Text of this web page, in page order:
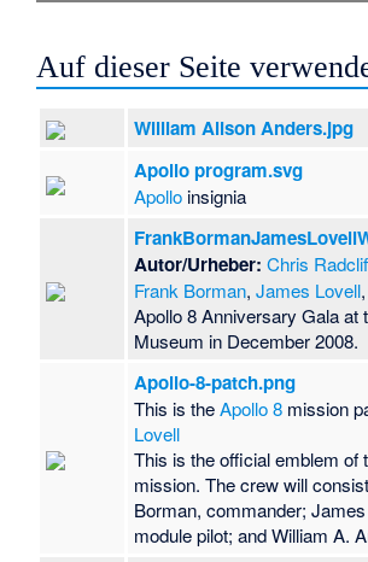
Auf dieser Seite
William Alison Anders.jpg
Apollo program.svg
Apollo insignia
Autor/Urheber: Chris
Frank Borman,James Lovell
Apollo 8 Anniversary Gala at
Museum in December 2008.
Apollo-8-patch.png
This is theApollo 8 mission
Lovell
This is the official emblem of
mission. The crew will
Borman, commander;
module pilot; and William A.